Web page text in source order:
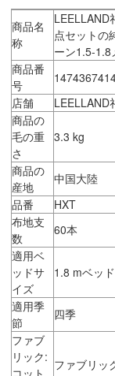
商品名
称
LEELLAND
点セットの
ーン1.5-1.8
商品番
号
店舗
LEELLAND
商品の
毛の重
さ
3.3 kg
商品の
産地
中国大陸
品番
HXT
布地支
数
60本
適用ベ
ッドサ
イズ
1.8 mベッド
適用季
節
四季
ファブ
リック:
コット
ファブリッ